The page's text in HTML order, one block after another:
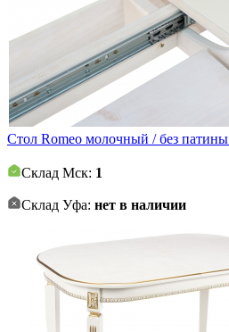
Стол Romeo молочный / без патины
Склад Мск: 1
Склад Уфа: нет в наличии